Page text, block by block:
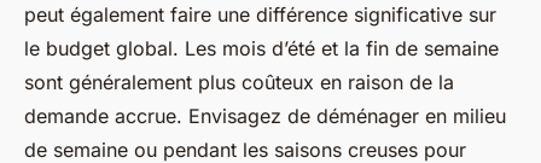
peut également faire une différence significative sur
le budget global. Les mois d’été et la fin de semaine
sont généralement plus coûteux en raison de la
demande accrue. Envisagez de déménager en milieu
de semaine ou pendant les saisons creuses pour